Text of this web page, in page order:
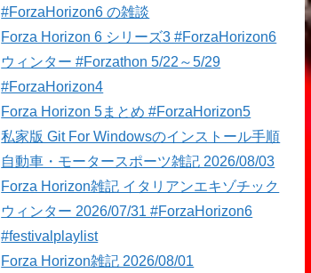
#ForzaHorizon6 の雑談
Forza Horizon 6 シリーズ3 #ForzaHorizon6
ウィンター #Forzathon 5/22～5/29
#ForzaHorizon4
Forza Horizon 5まとめ #ForzaHorizon5
私家版 Git For Windowsのインストール手順
自動車・モータースポーツ雑記 2026/08/03
Forza Horizon雑記 イタリアンエキゾチック
ウィンター 2026/07/31 #ForzaHorizon6
#festivalplaylist
Forza Horizon雑記 2026/08/01